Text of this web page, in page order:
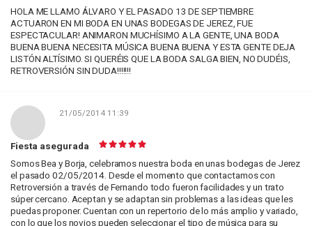
HOLA ME LLAMO ÁLVARO Y EL PASADO 13 DE SEPTIEMBRE
ACTUARON EN MI BODA EN UNAS BODEGAS DE JEREZ, FUE
ESPECTACULAR! ANIMARON MUCHÍSIMO A LA GENTE, UNA BODA
BUENA BUENA NECESITA MÚSICA BUENA BUENA Y ESTA GENTE DEJA
LISTÓN ALTÍSIMO. SI QUERÉIS QUE LA BODA SALGA BIEN, NO DUDÉIS,
RETROVERSIÓN SIN DUDA!!!!!!!
21/05/2014 11:39
Fiesta asegurada
Somos Bea y Borja, celebramos nuestra boda en unas bodegas de Jerez
el pasado 02/05/2014. Desde el momento que contactamos con
Retroversión a través de Fernando todo fueron facilidades y un trato
súper cercano. Aceptan y se adaptan sin problemas a las ideas que les
puedas proponer. Cuentan con un repertorio de lo más amplio y variado,
con lo que los novios pueden seleccionar el tipo de música para su